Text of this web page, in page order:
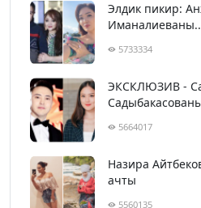
Элдик пикир:
5733334
ЭКСКЛЮЗИВ -
5664017
Назира
ачты
5560135